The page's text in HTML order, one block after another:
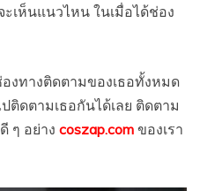
เห็นแนวไหน ในเมื่อได้ช่อง
งทางติดตามของเธอทั้งหมด
ติดตามเธอกันได้เลย ติดตาม
ๆ อย่าง coszap.com ของเรา